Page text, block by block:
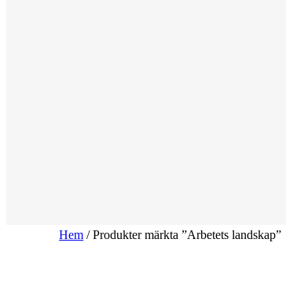
Hem / Produkter märkta ”Arbetets landskap”